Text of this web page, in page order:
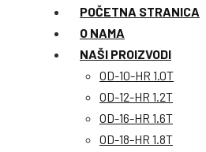
POČETNA STRANICA
O NAMA
NAŠI PROIZVODI
OD-10-HR 1.0T
OD-12-HR 1.2T
OD-16-HR 1.6T
OD-18-HR 1.8T